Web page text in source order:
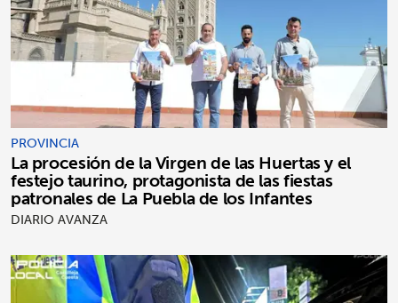
PROVINCIA
La procesión de la Virgen de las Huertas y el
festejo taurino, protagonista de las fiestas
patronales de La Puebla de los Infantes
DIARIO AVANZA